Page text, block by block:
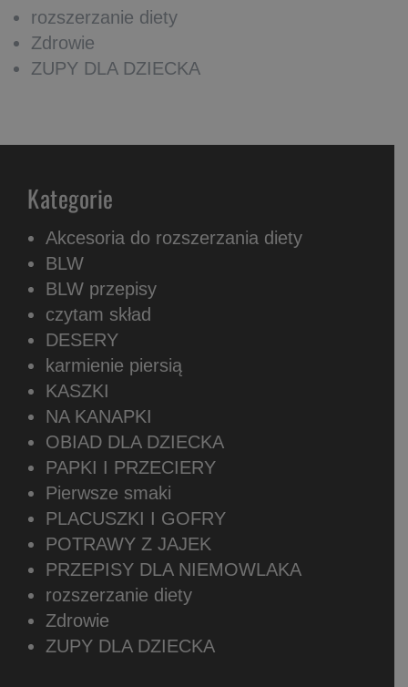
rozszerzanie diety
Zdrowie
ZUPY DLA DZIECKA
Kategorie
Akcesoria do rozszerzania diety
BLW
BLW przepisy
czytam skład
DESERY
karmienie piersią
KASZKI
NA KANAPKI
OBIAD DLA DZIECKA
PAPKI I PRZECIERY
Pierwsze smaki
PLACUSZKI I GOFRY
POTRAWY Z JAJEK
PRZEPISY DLA NIEMOWLAKA
rozszerzanie diety
Zdrowie
ZUPY DLA DZIECKA